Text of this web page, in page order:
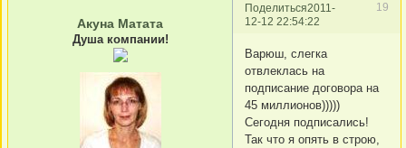
Поделиться 19
2011-
12-12 22:54:22
Акуна Матата
Душа компании!
Варюш, слегка
отвлеклась на
подписание договора на
45 миллионов)))))
Сегодня подписались!
Так что я опять в строю,